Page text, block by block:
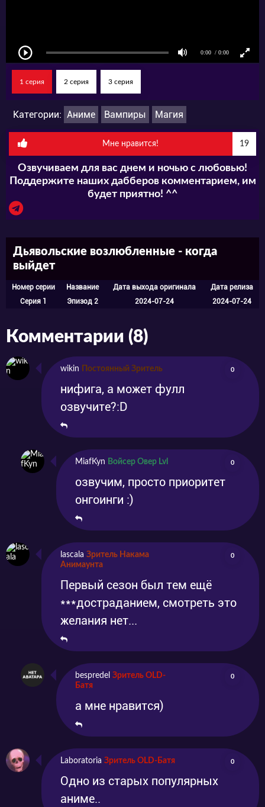
1 серия 2 серия 3 серия
Категории: Аниме Вампиры Магия
Мне нравится! 19
Озвучиваем для вас днем и ночью с любовью!
Поддержите наших дабберов комментарием, им
будет приятно! ^^
Дьявольские возлюбленные - когда
выйдет
Номер серии Название Дата выхода оригинала
Дата релиза
Серия 1
Эпизод 2 2024-07-24 2024-07-24
Комментарии (8)
wikin Постоянный Зритель 0
нифига, а может фулл
озвучите?:D
MiafKyn Войсер Овер Lvl 0
озвучим, просто приоритет
онгоинги :)
lascala Зритель Накама
Анимаунта
0
Первый сезон был тем ещё
***достраданием, смотреть это
желания нет...
bespredel Зритель OLD-
Батя
0
а мне нравится)
Laboratoria Зритель OLD-Батя 0
Одно из старых популярных
аниме..